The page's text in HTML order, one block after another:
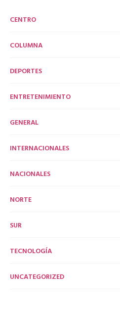
CENTRO
COLUMNA
DEPORTES
ENTRETENIMIENTO
GENERAL
INTERNACIONALES
NACIONALES
NORTE
SUR
TECNOLOGÍA
UNCATEGORIZED